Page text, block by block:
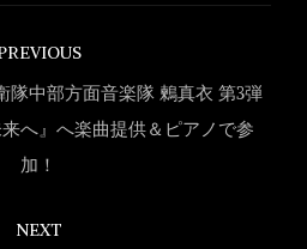
Previous
post:
隊中部方面音楽隊 鶫真衣 第3弾
へ』へ楽曲提供＆ピアノで参
加！
NEXT